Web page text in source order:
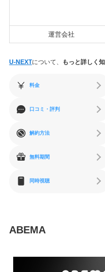
運営会社
U-NEXTについて、 もっと詳しく
料金
口コミ・評判
解約方法
無料期間
同時視聴
ABEMA